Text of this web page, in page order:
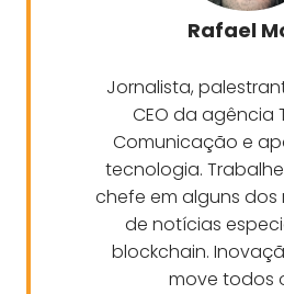
Rafael
Jornalista,
CEO da agência
Comunicação e
tecnologia.
chefe em alguns dos
de notícias
blockchain.
move todos